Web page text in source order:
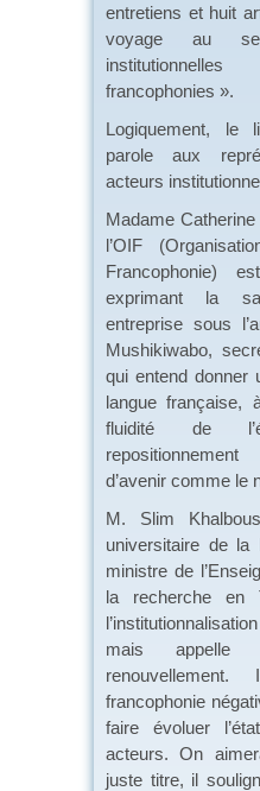
entretiens et huit
voyage au
francophonies ».
Logiquement, le
parole aux
acteurs
Madame
l’OIF
Francophonie)
exprimant la
entreprise sous
Mushikiwabo,
qui entend donner
langue française,
fluidité de
d’avenir comme le
M. Slim
universitaire de la
ministre de
la recherche en
mais appelle
francophonie
faire évoluer
acteurs. On
juste titre, il